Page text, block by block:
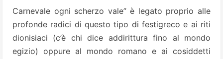
Carnevale ogni scherzo vale” è legato proprio alle
profonde radici di questo tipo di festigreco e ai riti
dionisiaci (c’è chi dice addirittura fino al mondo
egizio) oppure al mondo romano e ai cosiddetti